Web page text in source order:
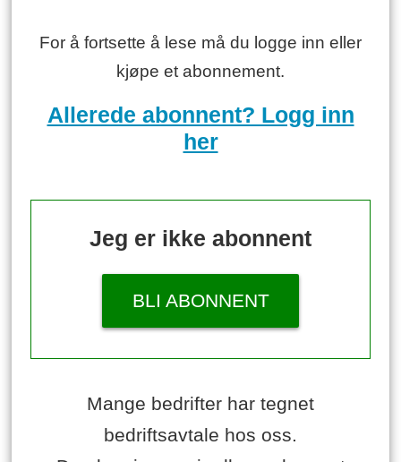
For å fortsette å lese må du logge inn eller
kjøpe et abonnement.
Allerede abonnent? Logg inn
her
Jeg er ikke abonnent
BLI ABONNENT
Mange bedrifter har tegnet
bedriftsavtale hos oss.